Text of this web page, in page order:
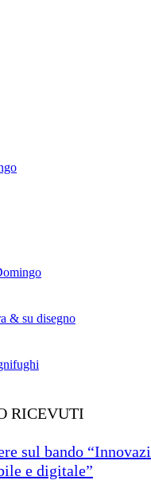
& su disegno
RICEVUTI
sul bando
e digitale”